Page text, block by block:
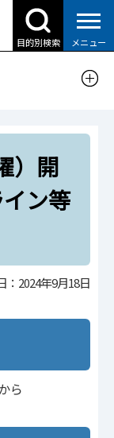
目的別検索 メニュー
ョン）プロ
SMI都心ラ
）開
ン等
：2024年9月18日
ら